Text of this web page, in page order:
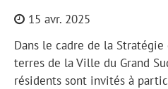
15 avr. 2025
Dans le cadre de la
terres de la Ville du Grand
résidents sont invités à